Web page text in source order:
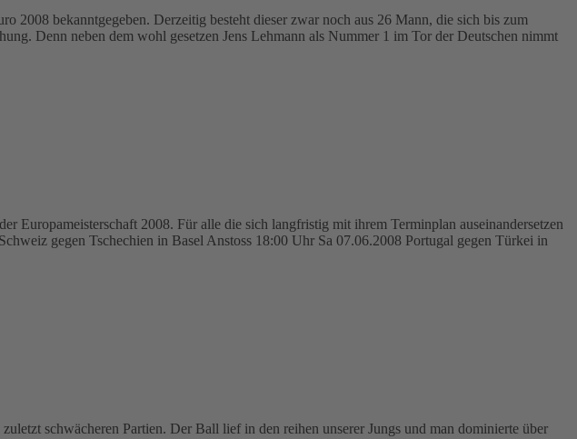
2008 bekanntgegeben. Derzeitig besteht dieser zwar noch aus 26 Mann, die sich bis zum
Denn neben dem wohl gesetzen Jens Lehmann als Nummer 1 im Tor der Deutschen nimmt
Europameisterschaft 2008. Für alle die sich langfristig mit ihrem Terminplan auseinandersetzen
gegen Tschechien in Basel Anstoss 18:00 Uhr Sa 07.06.2008 Portugal gegen Türkei in
schwächeren Partien. Der Ball lief in den reihen unserer Jungs und man dominierte über